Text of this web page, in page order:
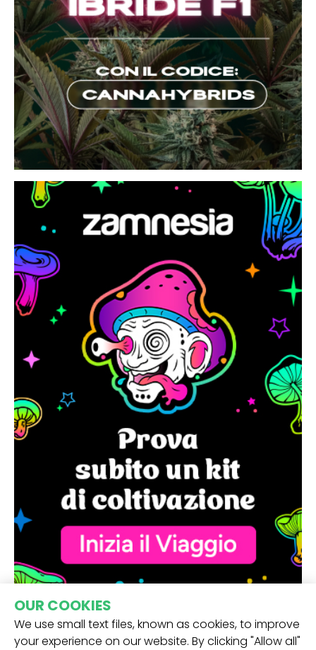
OUR COOKIES
We use small text files, known as cookies, to improve
your experience on our website. By clicking "Allow all"